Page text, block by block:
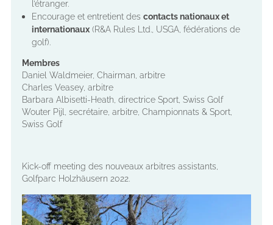
l’étranger.
Encourage et entretient des contacts nationaux et
internationaux(R&A Rules Ltd., USGA, fédérations de
golf).
Membres
Daniel Waldmeier, Chairman, arbitre
Charles Veasey, arbitre
Barbara Albisetti-Heath, directrice Sport, Swiss Golf
Wouter Pijl, secrétaire, arbitre, Championnats & Sport,
Swiss Golf
Kick-off meeting des nouveaux arbitres assistants,
Golfparc Holzhäusern 2022.